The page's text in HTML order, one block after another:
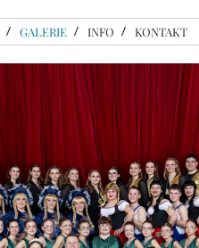
GALERIE INFO KONTAKT